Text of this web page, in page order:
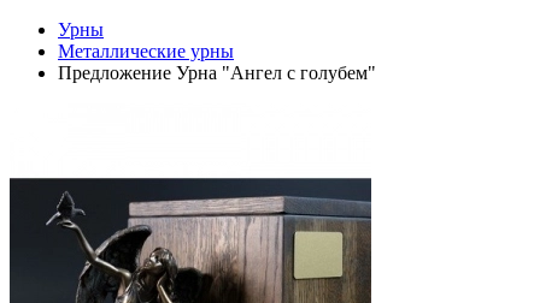
Урны
Металлические урны
Предложение Урна "Ангел с голубем"